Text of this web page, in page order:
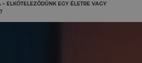
ELKÖTELEZŐDÜNK EGY ÉLETRE VAGY